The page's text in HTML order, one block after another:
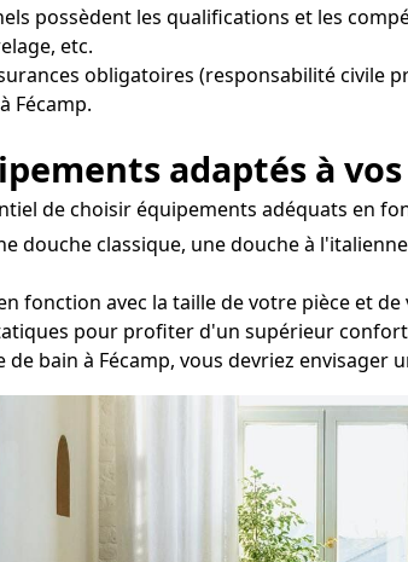
possèdent les qualifications et les
etc.
obligatoires (responsabilité civile
Fécamp.
adaptés à
de choisir équipements adéquats en
douche classique, une douche à
fonction avec la taille de votre pièce et
pour profiter d'un supérieur
bain à Fécamp, vous devriez